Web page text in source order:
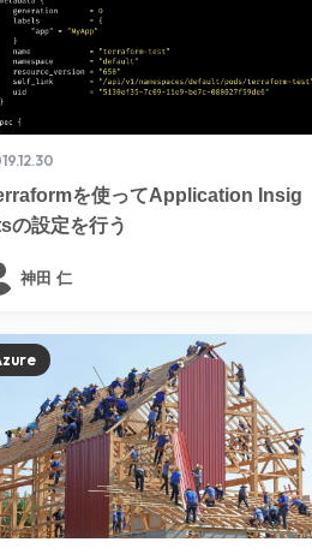
を使ってApplication Insig
の設定を行う
神田 仁